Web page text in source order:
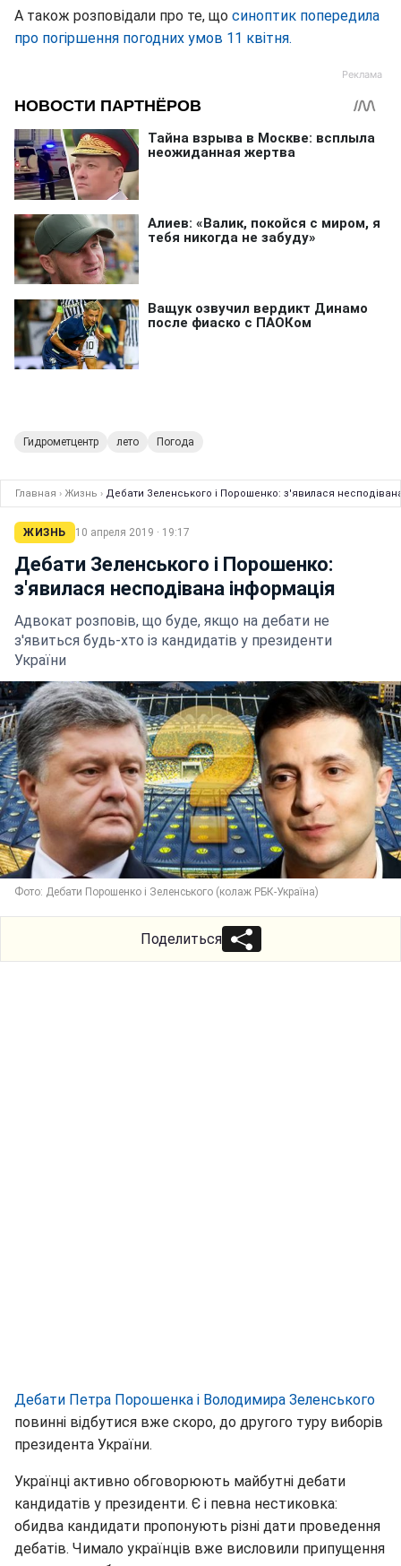
А також розповідали про те, що синоптик попередила
про погіршення погодних умов 11 квітня.
Гидрометцентр лето Погода
Главная › Жизнь › Дебати Зеленського і Порошенко: з'явилася
ЖИЗНЬ 10 апреля 2019 · 19:17
Дебати Зеленського і Порошенко:
з'явилася несподівана інформація
Адвокат розповів, що буде, якщо на дебати не
з'явиться будь-хто із кандидатів у президенти
України
Фото: Дебати Порошенко і Зеленського (колаж РБК-Україна)
Поделиться
Дебати Петра Порошенка і Володимира Зеленського
повинні відбутися вже скоро, до другого туру виборів
президента України.
Українці активно обговорюють майбутні дебати
кандидатів у президенти. Є і певна нестиковка:
обидва кандидати пропонують різні дати проведення
дебатів. Чимало українців вже висловили припущення